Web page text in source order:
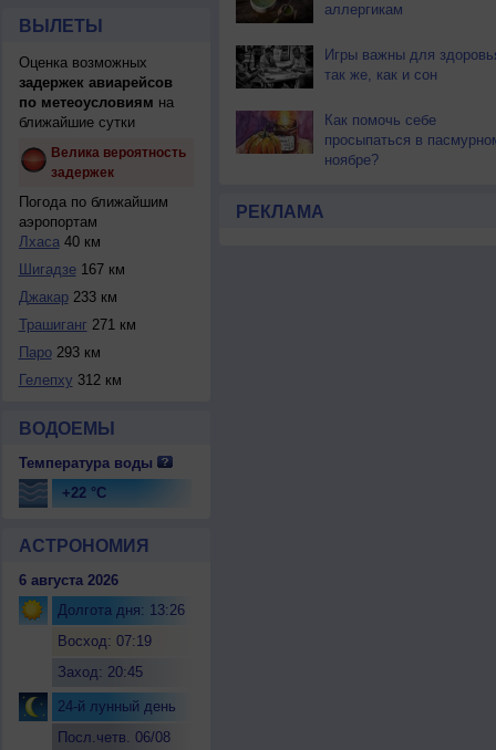
ВЫЛЕТЫ
Оценка возможных
задержек авиарейсов
по метеоусловиям на
ближайшие сутки
Велика вероятность
задержек
Погода по ближайшим
аэропортам
Лхаса40 км
Шигадзе167 км
Джакар233 км
Трашиганг 271 км
Паро293 км
Гелепху 312 км
ВОДОЕМЫ
Температура воды
+22 °C
АСТРОНОМИЯ
6 августа 2026
Долгота дня: 13:26
Восход: 07:19
Заход: 20:45
24-й лунный день
Посл.четв. 06/08
аллергикам
Игры важны для
так же, как и сон
Как помочь себе
просыпаться в
ноябре?
РЕКЛАМА